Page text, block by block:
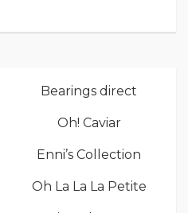
Bearings direct
Oh! Caviar
Enni’s Collection
Oh La La La Petite